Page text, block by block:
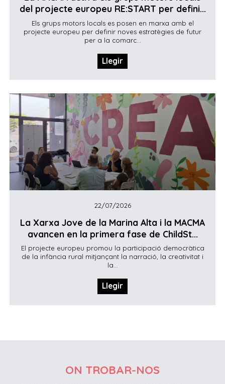
del projecte europeu RE:START per defini...
Els grups motors locals es posen en marxa amb el
projecte europeu per definir noves estratègies de futur
per a la comarc...
Llegir
22/07/2026
La Xarxa Jove de la Marina Alta i la MACMA
avancen en la primera fase de ChildSt...
El projecte europeu promou la participació democràtica
de la infància rural mitjançant la narració, la creativitat i
la...
Llegir
ON TROBAR-NOS